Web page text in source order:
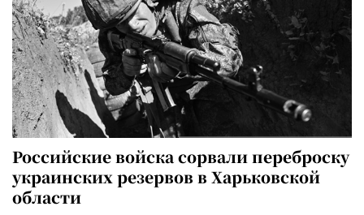
Российские войска сорвали переброску
украинских резервов в Харьковской
области